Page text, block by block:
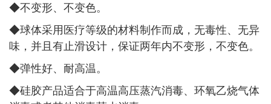
◆不变形、不变色。
◆球体采用医疗等级的材料制作而成，无毒性、无异
味，并且有止滑设计，保证两年内不变形，不变色。
◆弹性好、耐高温。
◆硅胶产品适合于高温高压蒸汽消毒、环氧乙烧气体